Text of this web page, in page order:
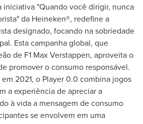
iniciativa "Quando você dirigir, nunca
da Heineken®, redefine a
designado, focando na sobriedade
Esta campanha global, que
de F1 Max Verstappen, aproveita o
promover o consumo responsável.
2021, o Player 0.0 combina jogos
a experiência de apreciar a
à vida a mensagem de consumo
se envolvem em uma